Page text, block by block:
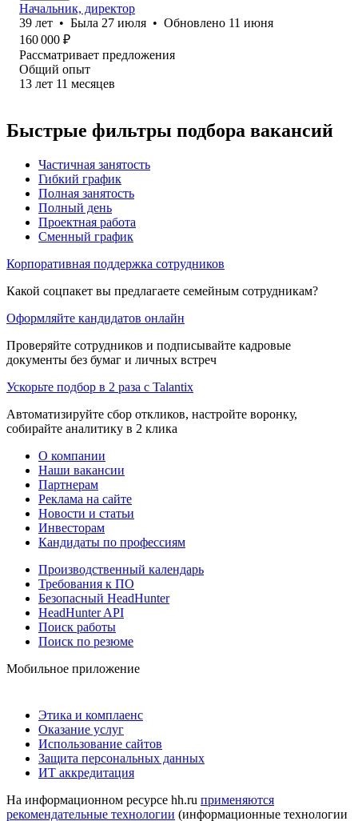
Начальник, директор
39 лет • Была 27 июля • Обновлено 11 июня
160 000 ₽
Рассматривает предложения
Общий опыт
13 лет 11 месяцев
Быстрые фильтры подбора вакансий
Частичная занятость
Гибкий график
Полная занятость
Полный день
Проектная работа
Сменный график
Корпоративная поддержка сотрудников
Какой соцпакет вы предлагаете семейным сотрудникам?
Оформляйте кандидатов онлайн
Проверяйте сотрудников и подписывайте кадровые
документы без бумаг и личных встреч
Ускорьте подбор в 2 раза с Talantix
Автоматизируйте сбор откликов, настройте воронку,
собирайте аналитику в 2 клика
О компании
Наши вакансии
Партнерам
Реклама на сайте
Новости и статьи
Инвесторам
Кандидаты по профессиям
Производственный календарь
Требования к ПО
Безопасный HeadHunter
HeadHunter API
Поиск работы
Поиск по резюме
Мобильное приложение
Этика и комплаенс
Оказание услуг
Использование сайтов
Защита персональных данных
ИТ аккредитация
На информационном ресурсе hh.ru применяются
рекомендательные технологии (информационные технологии